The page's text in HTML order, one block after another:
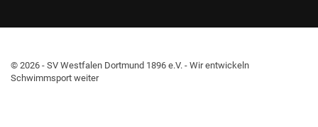
© 2026 - SV Westfalen Dortmund 1896 e.V. - Wir entwickeln
Schwimmsport weiter